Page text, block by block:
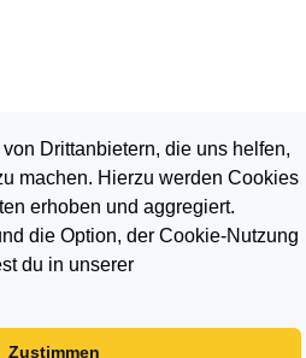
Drittanbietern, die uns helfen,
machen. Hierzu werden Cookies
erhoben und aggregiert.
die Option, der Cookie-Nutzung
du in unserer
Zustimmen
In den Warenkorb
Warenkorb